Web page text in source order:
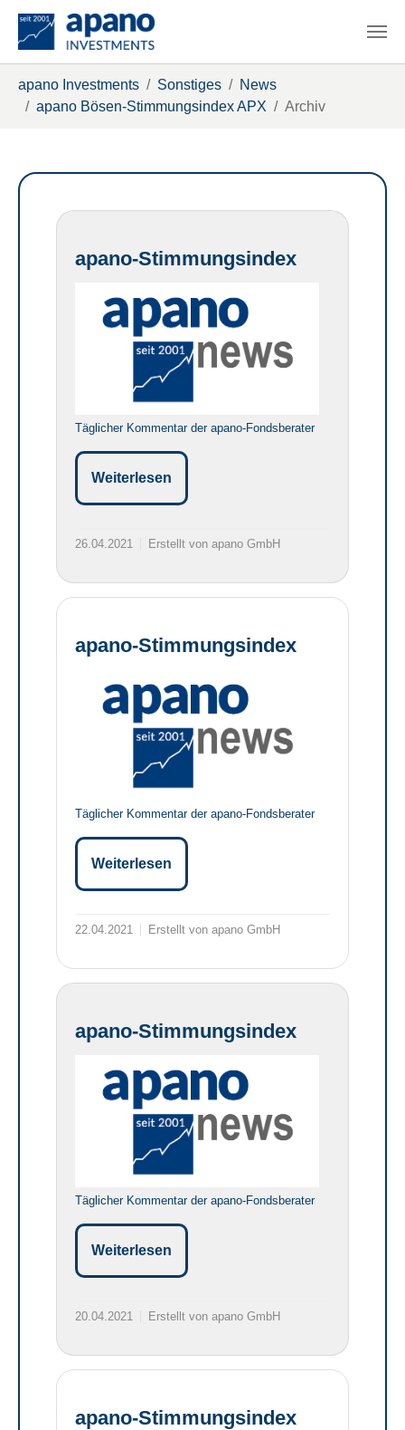
apano Investments Sonstiges
News
apano Bösen-Stimmungsindex APX
Archiv
apano-Stimmungsindex
Täglicher Kommentar der apano-Fondsberater
Weiterlesen
26.04.2021 Erstellt von apano GmbH
apano-Stimmungsindex
Täglicher Kommentar der apano-Fondsberater
Weiterlesen
22.04.2021 Erstellt von apano GmbH
apano-Stimmungsindex
Täglicher Kommentar der apano-Fondsberater
Weiterlesen
20.04.2021 Erstellt von apano GmbH
apano-Stimmungsindex